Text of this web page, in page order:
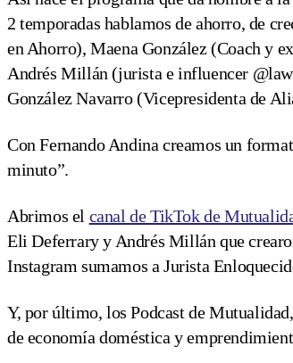
2 temporadas hablamos de ahorro, de
en Ahorro), Maena González (Coach y
Andrés Millán (jurista e influencer
González Navarro (Vicepresidenta de
Con Fernando Andina creamos un
minuto”.
Abrimos el canal de TikTok de
Eli Deferrary y Andrés Millán que
Instagram sumamos a Jurista
Y, por último, los Podcast de
de economía doméstica y